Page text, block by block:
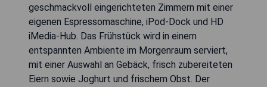
geschmackvoll eingerichteten Zimmern mit einer
eigenen Espressomaschine, iPod-Dock und HD
iMedia-Hub. Das Frühstück wird in einem
entspannten Ambiente im Morgenraum serviert,
mit einer Auswahl an Gebäck, frisch zubereiteten
Eiern sowie Joghurt und frischem Obst. Der